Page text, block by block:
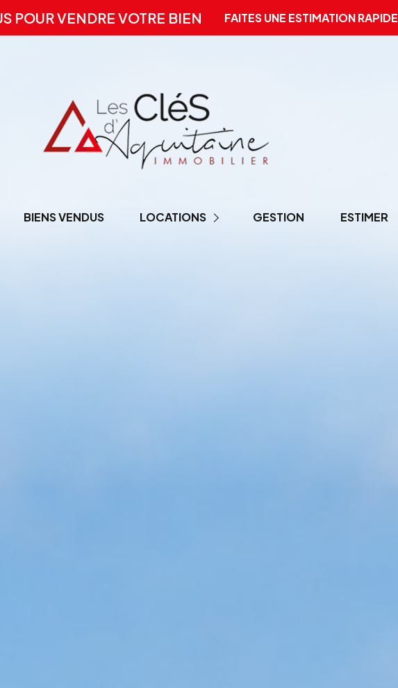
POUR VENDRE VOTRE BIEN FAITES UNE ESTIMATION RAPIDE
BIENS VENDUS LOCATIONS GESTION ESTIMER